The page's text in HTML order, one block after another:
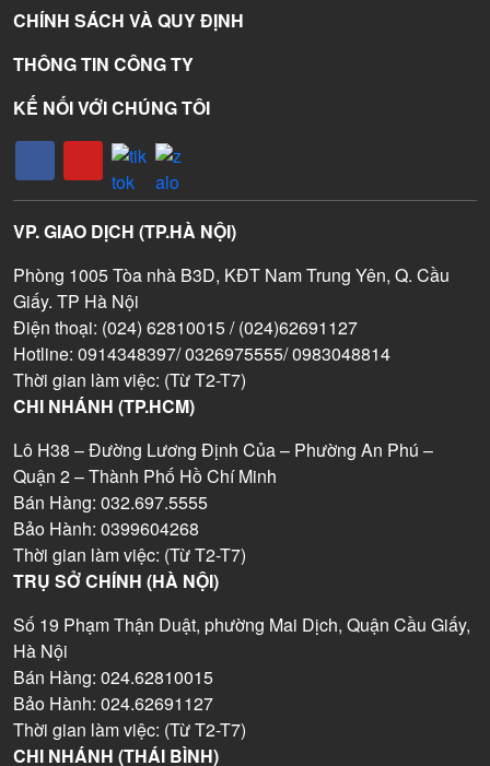
CHÍNH SÁCH VÀ QUY ĐỊNH
THÔNG TIN CÔNG TY
KẾ NỐI VỚI CHÚNG TÔI
VP. GIAO DỊCH (TP.HÀ NỘI)
Phòng 1005 Tòa nhà B3D, KĐT Nam Trung Yên, Q. Cầu
Giấy. TP Hà Nội
Điện thoại: (024) 62810015 / (024)62691127
Hotline: 0914348397/ 0326975555/ 0983048814
Thời gian làm việc: (Từ T2-T7)
CHI NHÁNH (TP.HCM)
Lô H38 – Đường Lương Định Của – Phường An Phú –
Quận 2 – Thành Phố Hồ Chí Minh
Bán Hàng: 032.697.5555
Bảo Hành: 0399604268
Thời gian làm việc: (Từ T2-T7)
TRỤ SỞ CHÍNH (HÀ NỘI)
Số 19 Phạm Thận Duật, phường Mai Dịch, Quận Cầu Giấy,
Hà Nội
Bán Hàng: 024.62810015
Bảo Hành: 024.62691127
Thời gian làm việc: (Từ T2-T7)
CHI NHÁNH (THÁI BÌNH)